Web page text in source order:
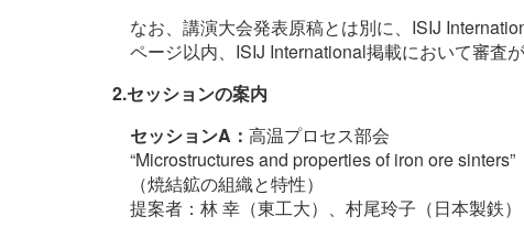
なお、講演大会発表原稿とは別に、ISIJ
ページ以内、ISIJ International掲載において審査が
2.セッションの案内
セッションA： 高温プロセス部会
“Microstructures and properties of iron ore sinters”
（焼結鉱の組織と特性）
提案者：林 幸（東工大）、村尾玲子（日本製鉄）